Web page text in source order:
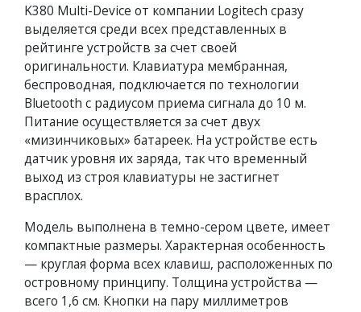
K380 Multi-Device от компании Logitech сразу
выделяется среди всех представленных в
рейтинге устройств за счет своей
оригинальности. Клавиатура мембранная,
беспроводная, подключается по технологии
Bluetooth с радиусом приема сигнала до 10 м.
Питание осуществляется за счет двух
«мизинчиковых» батареек. На устройстве есть
датчик уровня их заряда, так что временный
выход из строя клавиатуры не застигнет
врасплох.
Модель выполнена в темно-сером цвете, имеет
компактные размеры. Характерная особенность
— круглая форма всех клавиш, расположенных по
островному принципу. Толщина устройства —
всего 1,6 см. Кнопки на пару миллиметров